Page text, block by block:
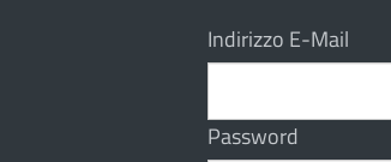
Indirizzo E-Mail
Password